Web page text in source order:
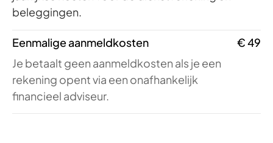
beleggingen.
€ 49
Eenmalige aanmeldkosten
Je betaalt geen aanmeldkosten als je een
rekening opent via een onafhankelijk
financieel adviseur.